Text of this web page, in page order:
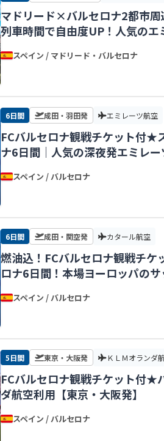
マドリード×バルセロナ2都市
列車時間で自由度UP！人気の
スペイン / マドリード・バルセロナ
6日間 成田・羽田発 エミレーツ航空
FCバルセロナ観戦チケット付★
ナ6日間｜人気の深夜発エミレー
スペイン / バルセロナ
6日間 成田・関空発 カタール航空
燃油込！FCバルセロナ観戦チ
ロナ6日間！本場ヨーロッパのサ
スペイン / バルセロナ
5日間 東京・大阪発 ＫＬＭオランダ
FCバルセロナ観戦チケット付★
ダ航空利用【東京・大阪発】
スペイン / バルセロナ